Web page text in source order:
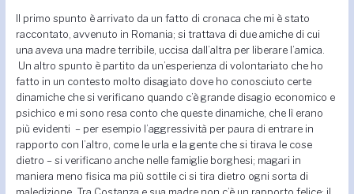
Il primo spunto è arrivato da un fatto di cronaca che mi è stato
raccontato, avvenuto in Romania; si trattava di due amiche di cui
una aveva una madre terribile, uccisa dall’altra per liberare l’amica.
Un altro spunto è partito da un’esperienza di volontariato che ho
fatto in un contesto molto disagiato dove ho conosciuto certe
dinamiche che si verificano quando c’è grande disagio economico e
psichico e mi sono resa conto che queste dinamiche, che lì erano
più evidenti – per esempio l’aggressività per paura di entrare in
rapporto con l’altro, come le urla e la gente che si tirava le cose
dietro – si verificano anche nelle famiglie borghesi; magari in
maniera meno fisica ma più sottile ci si tira dietro ogni sorta di